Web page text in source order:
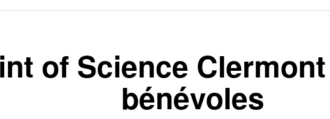
of Science
bénévoles